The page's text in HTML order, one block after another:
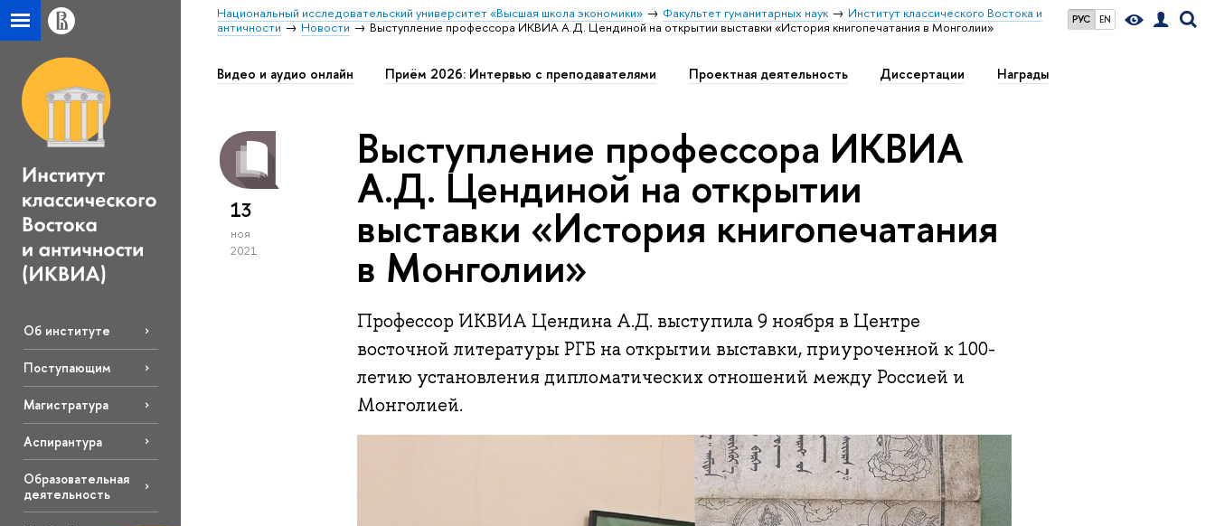
РУС EN
Национальный исследовательский университет «Высшая школа экономики» Факультет гуманитарных наук
Институт классического Востока и
античности
Новости Выступление профессора ИКВИА А.Д. Цендиной на открытии выставки «История книгопечатания в Монголии»
Об институте
Поступающим
Магистратура
Аспирантура
Образовательная
деятельность
Видео и аудио онлайн Приём 2026: Интервью с преподавателями Проектная деятельность Диссертации Награды
13
ноя
2021
Выступление профессора ИКВИА
А.Д. Цендиной на открытии
выставки «История книгопечатания
в Монголии»
Профессор ИКВИА Цендина А.Д. выступила 9 ноября в Центре
восточной литературы РГБ на открытии выставки, приуроченной к 100-
летию установления дипломатических отношений между Россией и
Монголией.